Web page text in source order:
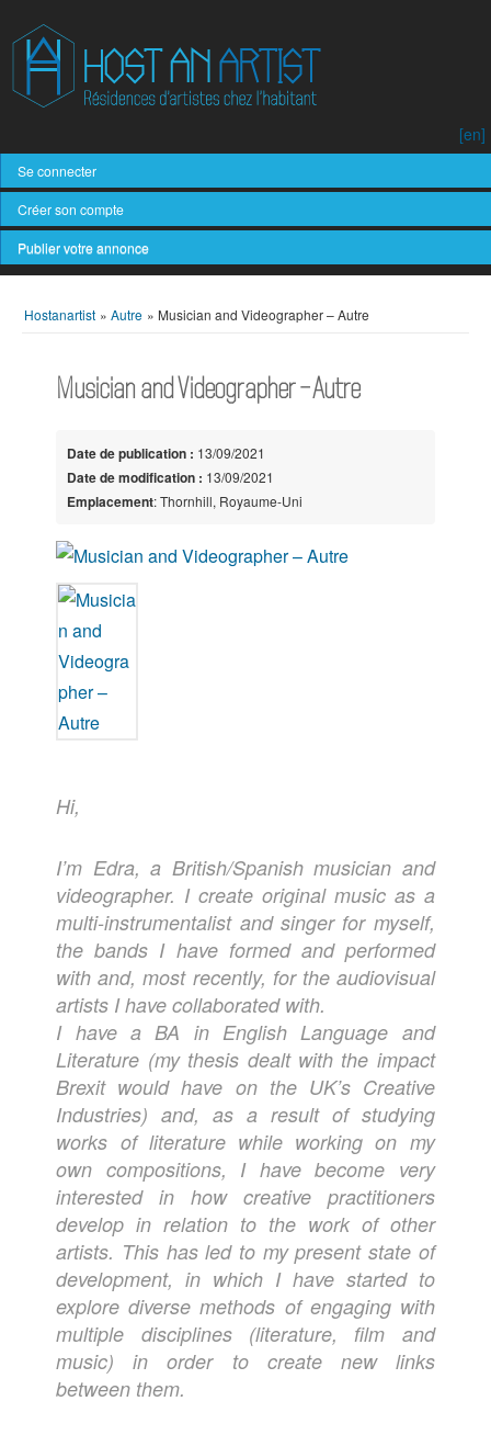
Se connecter
Créer son compte
[en]
Publier votre annonce
Hostanartist » Autre » Musician and Videographer – Autre
Musician and Videographer – Autre
Date de publication : 13/09/2021
Date de modification : 13/09/2021
Emplacement: Thornhill, Royaume-Uni
Hi,
I’m Edra, a British/Spanish musician and
videographer. I create original music as a
multi-instrumentalist and singer for myself,
the bands I have formed and performed
with and, most recently, for the audiovisual
artists I have collaborated with.
I have a BA in English Language and
Literature (my thesis dealt with the impact
Brexit would have on the UK’s Creative
Industries) and, as a result of studying
works of literature while working on my
own compositions, I have become very
interested in how creative practitioners
develop in relation to the work of other
artists. This has led to my present state of
development, in which I have started to
explore diverse methods of engaging with
multiple disciplines (literature, film and
music) in order to create new links
between them.